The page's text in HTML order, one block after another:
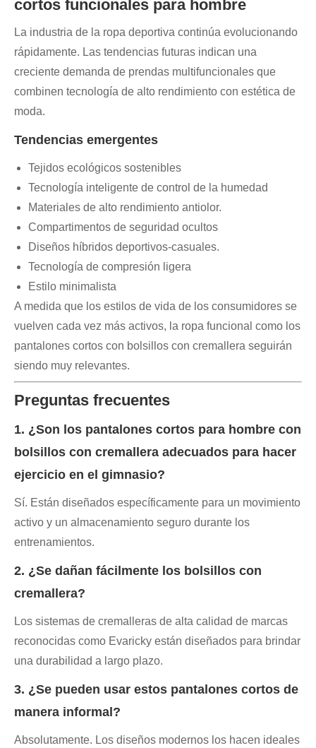
cortos funcionales para hombre
La industria de la ropa deportiva continúa evolucionando
rápidamente. Las tendencias futuras indican una
creciente demanda de prendas multifuncionales que
combinen tecnología de alto rendimiento con estética de
moda.
Tendencias emergentes
Tejidos ecológicos sostenibles
Tecnología inteligente de control de la humedad
Materiales de alto rendimiento antiolor.
Compartimentos de seguridad ocultos
Diseños híbridos deportivos-casuales.
Tecnología de compresión ligera
Estilo minimalista
A medida que los estilos de vida de los consumidores se
vuelven cada vez más activos, la ropa funcional como los
pantalones cortos con bolsillos con cremallera seguirán
siendo muy relevantes.
Preguntas frecuentes
1. ¿Son los pantalones cortos para hombre con
bolsillos con cremallera adecuados para hacer
ejercicio en el gimnasio?
Sí. Están diseñados específicamente para un movimiento
activo y un almacenamiento seguro durante los
entrenamientos.
2. ¿Se dañan fácilmente los bolsillos con
cremallera?
Los sistemas de cremalleras de alta calidad de marcas
reconocidas como Evaricky están diseñados para brindar
una durabilidad a largo plazo.
3. ¿Se pueden usar estos pantalones cortos de
manera informal?
Absolutamente. Los diseños modernos los hacen ideales